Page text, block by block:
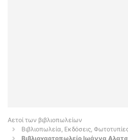
Αετοί των βιβλιοπωλείων
Βιβλιοπωλεία, Εκδόσεις,
Βιβλιοχαρτοπωλείο Ιωάννα